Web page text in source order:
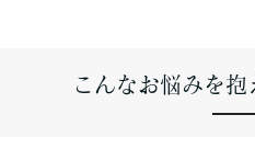
こんなお悩みを抱